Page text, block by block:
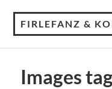
FIRLEFANZ &
Images